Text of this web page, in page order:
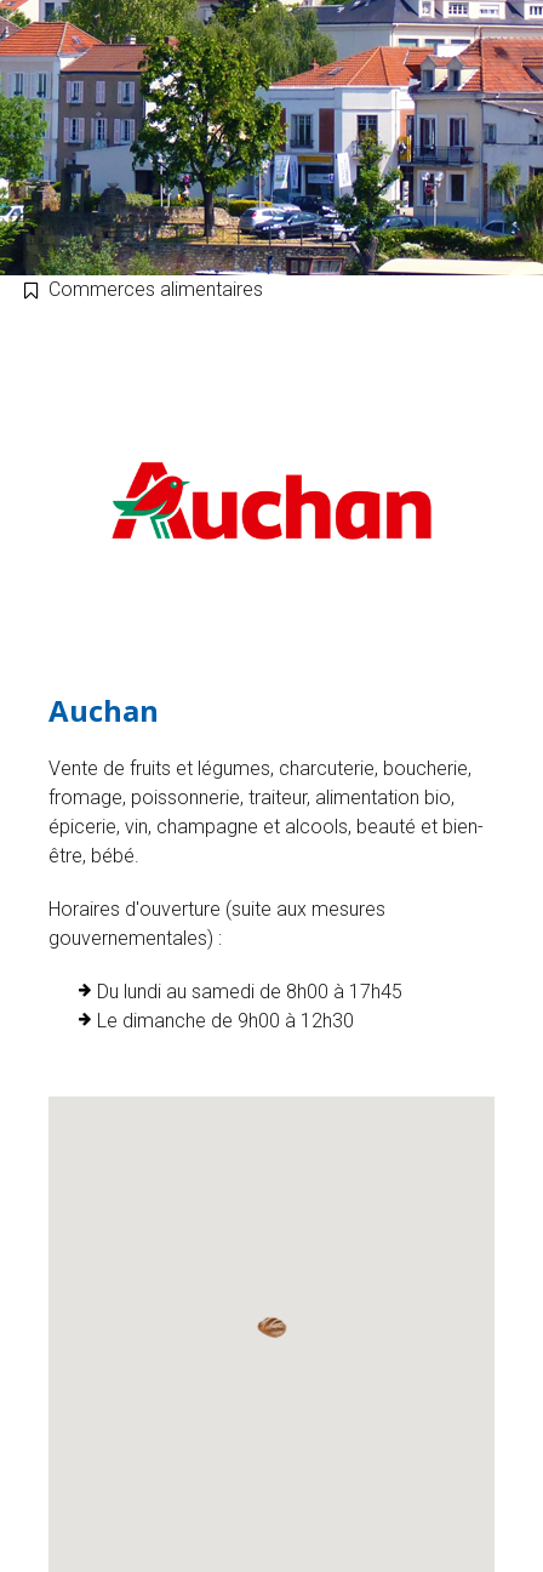
Commerces alimentaires
Auchan
Vente de fruits et légumes, charcuterie, boucherie,
fromage, poissonnerie, traiteur, alimentation bio,
épicerie, vin, champagne et alcools, beauté et bien-
être, bébé.
Horaires d'ouverture (suite aux mesures
gouvernementales) :
Du lundi au samedi de 8h00 à 17h45
Le dimanche de 9h00 à 12h30